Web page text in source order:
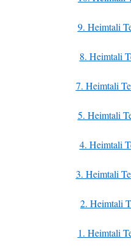
9. Heimtali
8. Heimtali
7. Heimtali
5. Heimtali
4. Heimtali
3. Heimtali
2. Heimtali
1. Heimtali